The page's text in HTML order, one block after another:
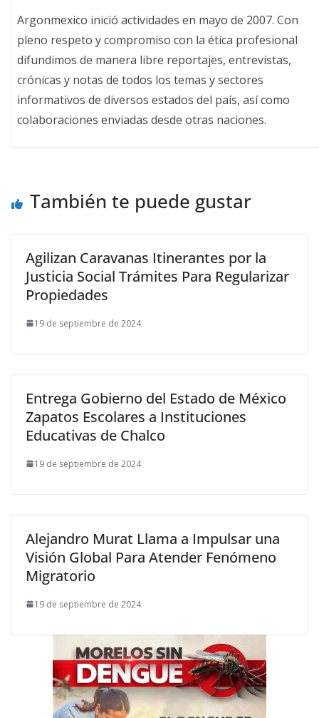
Argonmexico inició actividades en mayo de 2007. Con
pleno respeto y compromiso con la ética profesional
difundimos de manera libre reportajes, entrevistas,
crónicas y notas de todos los temas y sectores
informativos de diversos estados del país, así como
colaboraciones enviadas desde otras naciones.
También te puede gustar
Agilizan Caravanas Itinerantes por la
Justicia Social Trámites Para Regularizar
Propiedades
19 de septiembre de 2024
Entrega Gobierno del Estado de México
Zapatos Escolares a Instituciones
Educativas de Chalco
19 de septiembre de 2024
Alejandro Murat Llama a Impulsar una
Visión Global Para Atender Fenómeno
Migratorio
19 de septiembre de 2024